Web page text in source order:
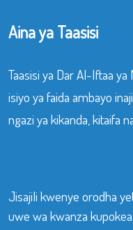
Aina ya Taasisi
Taasisi ya Dar Al-Iftaa ya
isiyo ya faida ambayo
ngazi ya kikanda, kitaifa
Jisajili kwenye orodha
uwe wa kwanza